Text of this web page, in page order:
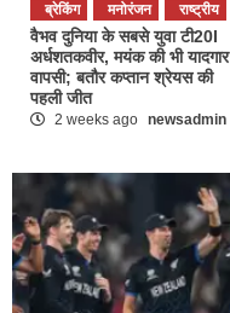
ब्रेकिंग मनोरंजन राष्ट्रीय
वैभव दुनिया के सबसे युवा टी20I
अर्धशतकवीर, मयंक की भी यादगार
वापसी; बतौर कप्तान श्रेयस की
पहली जीत
2 weeks ago newsadmin